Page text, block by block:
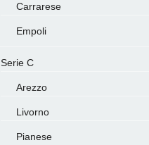
Carrarese
Empoli
Serie C
Arezzo
Livorno
Pianese